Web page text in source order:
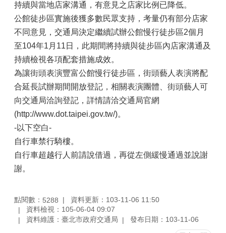
持續與當地店家溝通，有意見之店家比例已降低。
公館徒步區實施後獲多數民眾支持，考量仍有部分店家
不同意見，交通局決定繼續試辦公館慢行徒步區2個月
至104年1月11日，此期間將持續與徒步區內店家溝通及
持續檢視各項配套措施成效。
為讓街頭表演豐富公館慢行徒步區，街頭藝人表演將配
合延長試辦期間開放登記，相關表演團體、街頭藝人可
向交通局洽詢登記，詳情請洽交通局官網
(http://www.dot.taipei.gov.tw/)。
-以下空白-
自行車禁行騎樓。
自行車超越行人前請說借過，再從左側緩慢通過並說謝
謝。
點閱數： 5288
資料更新：103-11-06 11:50
資料檢視：105-06-04 09:07
資料維護：臺北市政府交通局
發布日期：103-11-06